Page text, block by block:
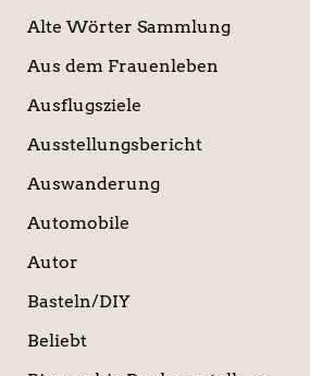
Alte Wörter Sammlung
Aus dem Frauenleben
Ausflugsziele
Ausstellungsbericht
Auswanderung
Automobile
Autor
Basteln/DIY
Beliebt